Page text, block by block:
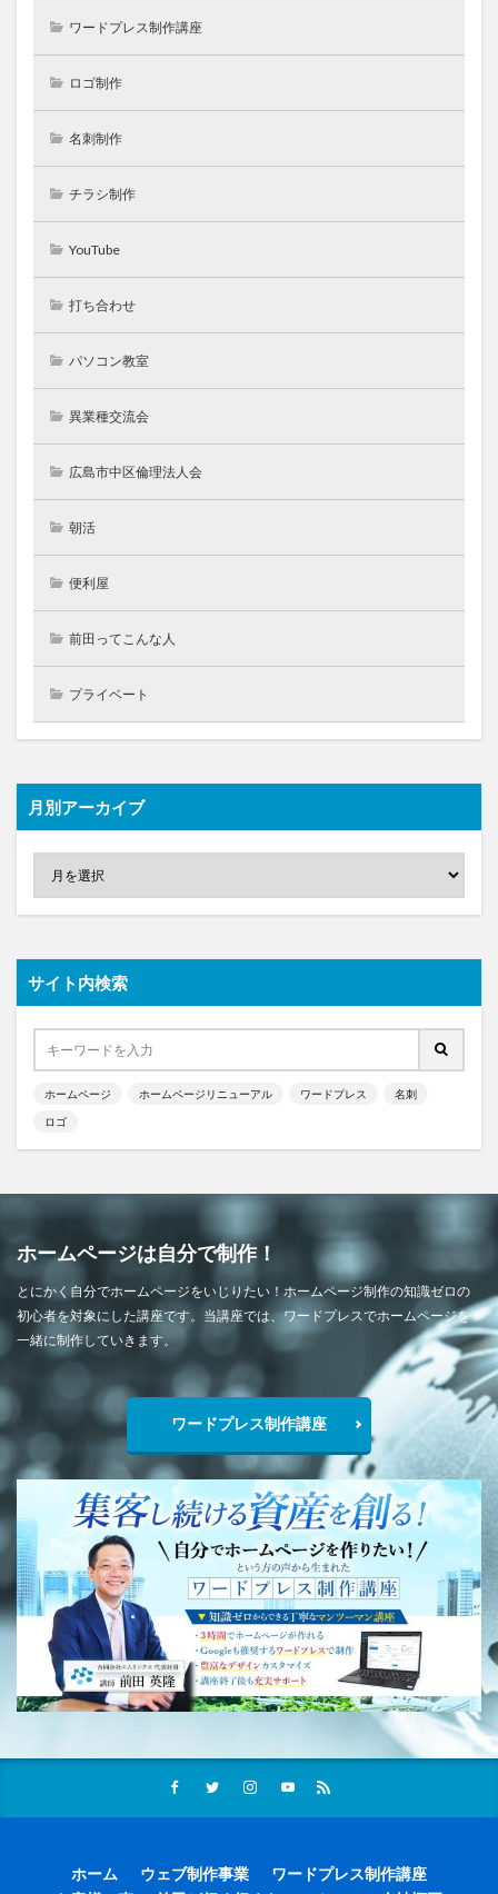
ワードプレス制作講座
ロゴ制作
名刺制作
チラシ制作
YouTube
打ち合わせ
パソコン教室
異業種交流会
広島市中区倫理法人会
朝活
便利屋
前田ってこんな人
プライベート
月別アーカイブ
サイト内検索
ホームページ ホームページリニューアル ワードプレス 名刺
ロゴ
ホームページは自分で制作！
とにかく自分でホームページをいじりたい！ホームページ制作の知識ゼロの
初心者を対象にした講座です。当講座では、ワードプレスでホームページを
一緒に制作していきます。
ワードプレス制作講座
ホーム ウェブ制作事業
ワードプレス制作講座